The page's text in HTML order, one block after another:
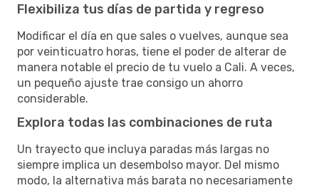
Flexibiliza tus días de partida y regreso
Modificar el día en que sales o vuelves, aunque sea
por veinticuatro horas, tiene el poder de alterar de
manera notable el precio de tu vuelo a Cali. A veces,
un pequeño ajuste trae consigo un ahorro
considerable.
Explora todas las combinaciones de ruta
Un trayecto que incluya paradas más largas no
siempre implica un desembolso mayor. Del mismo
modo, la alternativa más barata no necesariamente